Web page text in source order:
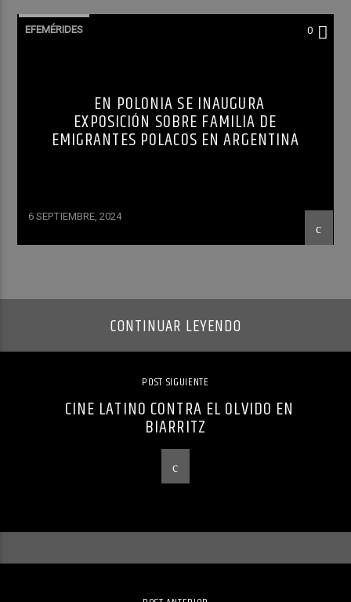
EFEMÉRIDES 0
EN POLONIA SE INAUGURA
EXPOSICIÓN SOBRE FAMILIA DE
EMIGRANTES POLACOS EN ARGENTINA
6 SEPTIEMBRE, 2024
CONTINUAR LEYENDO
POST SIGUIENTE
CINE LATINO CONTRA EL OLVIDO EN
BIARRITZ